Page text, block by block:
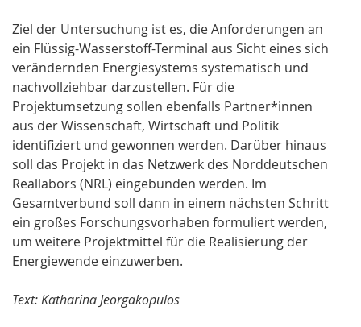
Ziel der Untersuchung ist es, die Anforderungen an
ein Flüssig-Wasserstoff-Terminal aus Sicht eines sich
verändernden Energiesystems systematisch und
nachvollziehbar darzustellen. Für die
Projektumsetzung sollen ebenfalls Partner*innen
aus der Wissenschaft, Wirtschaft und Politik
identifiziert und gewonnen werden. Darüber hinaus
soll das Projekt in das Netzwerk des Norddeutschen
Reallabors (NRL) eingebunden werden. Im
Gesamtverbund soll dann in einem nächsten Schritt
ein großes Forschungsvorhaben formuliert werden,
um weitere Projektmittel für die Realisierung der
Energiewende einzuwerben.
Text: Katharina Jeorgakopulos